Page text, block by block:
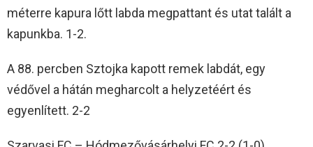
méterre kapura lőtt labda megpattant és utat talált a
kapunkba. 1-2.
A 88. percben Sztojka kapott remek labdát, egy
védővel a hátán megharcolt a helyzetéért és
egyenlített. 2-2